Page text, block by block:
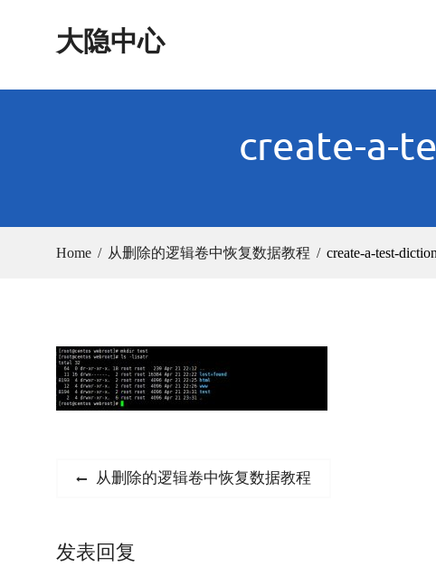
大隐中心
create-a-
Home 从删除的逻辑卷中恢复数据教程 create-a-test-
文
导
Previous
从删除的逻辑卷中恢复数据教程
发表回复